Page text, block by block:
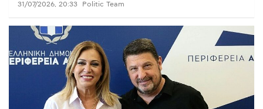
31/07/2026, 20:33 Politic Team